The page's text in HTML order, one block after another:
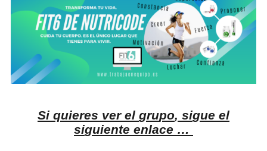
Si quieres ver el grupo, sigue el
siguiente enlace …